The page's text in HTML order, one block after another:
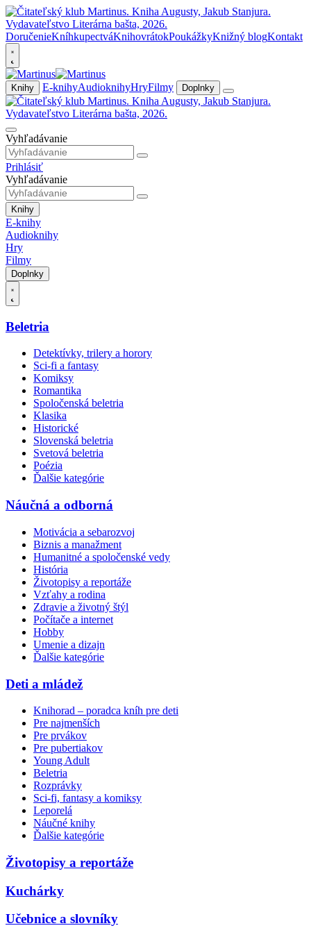
DoručenieKníhkupectváKnihovrátokPoukážkyKnižný blogKontakt
Knihy E-knihyAudioknihyHryFilmy Doplnky
Vyhľadávanie
Prihlásiť
Vyhľadávanie
Knihy
E-knihy
Audioknihy
Hry
Filmy
Doplnky
Beletria
Detektívky, trilery a horory
Sci-fi a fantasy
Komiksy
Romantika
Spoločenská beletria
Klasika
Historické
Slovenská beletria
Svetová beletria
Poézia
Ďalšie kategórie
Náučná a odborná
Motivácia a sebarozvoj
Biznis a manažment
Humanitné a spoločenské vedy
História
Životopisy a reportáže
Vzťahy a rodina
Zdravie a životný štýl
Počítače a internet
Hobby
Umenie a dizajn
Ďalšie kategórie
Deti a mládež
Knihorad – poradca kníh pre deti
Pre najmenších
Pre prvákov
Pre pubertiakov
Young Adult
Beletria
Rozprávky
Sci-fi, fantasy a komiksy
Leporelá
Náučné knihy
Ďalšie kategórie
Životopisy a reportáže
Kuchárky
Učebnice a slovníky